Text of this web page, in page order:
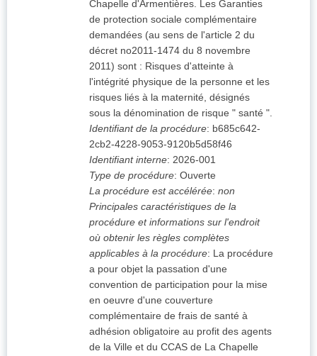
Chapelle d'Armentières. Les Garanties
de protection sociale complémentaire
demandées (au sens de l'article 2 du
décret no2011-1474 du 8 novembre
2011) sont : Risques d'atteinte à
l'intégrité physique de la personne et les
risques liés à la maternité, désignés
sous la dénomination de risque " santé ".
Identifiant de la procédure: b685c642-
2cb2-4228-9053-9120b5d58f46
Identifiant interne: 2026-001
Type de procédure: Ouverte
La procédure est accélérée: non
Principales caractéristiques de la
procédure et informations sur l'endroit
où obtenir les règles complètes
applicables à la procédure: La procédure
a pour objet la passation d'une
convention de participation pour la mise
en oeuvre d'une couverture
complémentaire de frais de santé à
adhésion obligatoire au profit des agents
de la Ville et du CCAS de La Chapelle